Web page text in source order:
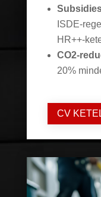
ISDE-
HR++-
CO2-
20%
CV